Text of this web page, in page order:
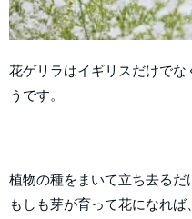
花ゲリラはイギリスだけでな
うです。
植物の種をまいて立ち去るだ
もしも芽が育って花になれ